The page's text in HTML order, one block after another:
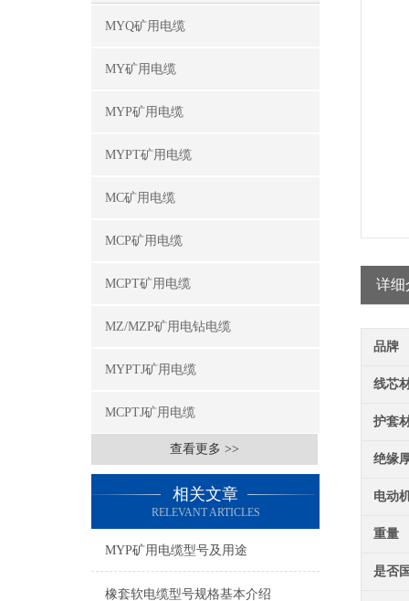
MYQ矿用电缆
MY矿用电缆
MYP矿用电缆
MYPT矿用电缆
MC矿用电缆
MCP矿用电缆
MCPT矿用电缆
MZ/MZP矿用电钻电缆
MYPTJ矿用电缆
MCPTJ矿用电缆
查看更多 >>
相关文章
RELEVANT ARTICLES
MYP矿用电缆型号及用途
橡套软电缆型号规格基本介绍
详细
品牌
线芯
护套
绝缘
电动
重量
是否